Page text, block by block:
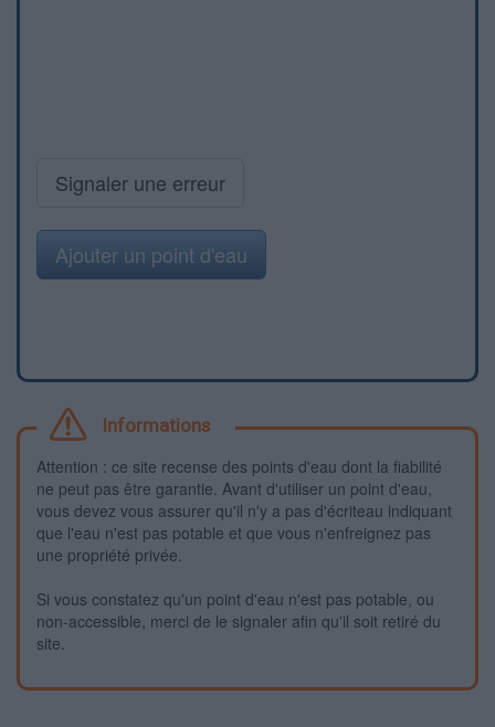
Signaler une erreur
Ajouter un point d'eau
Informations
Attention : ce site recense des points d'eau dont la fiabilité
ne peut pas être garantie. Avant d'utiliser un point d'eau,
vous devez vous assurer qu'il n'y a pas d'écriteau indiquant
que l'eau n'est pas potable et que vous n'enfreignez pas
une propriété privée.
Si vous constatez qu'un point d'eau n'est pas potable, ou
non-accessible, merci de le signaler afin qu'il soit retiré du
site.